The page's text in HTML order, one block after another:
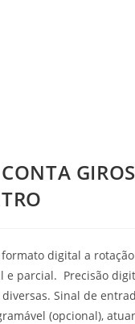
digital a
e parcial. Precisão
diversas. Sinal de
(opcional),